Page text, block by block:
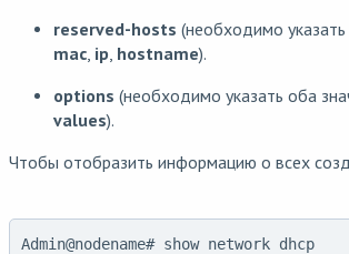
reserved-hosts (необходимо указать
mac, ip, hostname).
options (необходимо указать оба
values).
Чтобы отобразить информацию о всех
Admin@nodename# show network dhcp